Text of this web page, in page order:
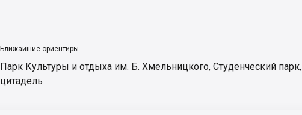
Ближайшие ориентиры
Парк Культуры и отдыха им. Б. Хмельницкого, Студенческий парк,
цитадель